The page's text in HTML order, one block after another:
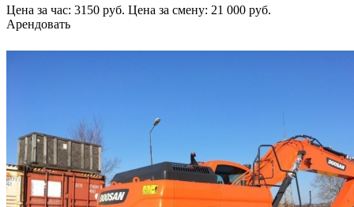
Цена за час: 3150 руб. Цена за смену: 21 000 руб.
Арендовать